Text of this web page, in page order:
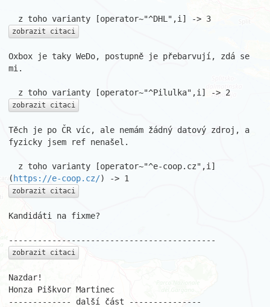
zobrazit citaci
Oxbox je taky WeDo, postupně je přebarvují, zdá se
mi.
zobrazit citaci
Těch je po ČR víc, ale nemám žádný datový zdroj, a
fyzicky jsem ref nenašel.
( https://e-coop.cz/
zobrazit citaci
Kandidáti na fixme?
zobrazit citaci
Nazdar!
Honza Piškvor Martinec
------------- další část ---------------